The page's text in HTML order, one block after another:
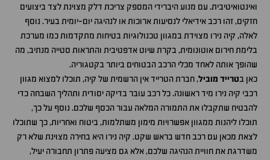
ואינטואיטיבית. עם מנוע היברידי המספק צריכת דלק מצוינת לצד ביצועים
חזקים, זהו רכב אידיאלי לנסיעות ארוכות או לנהיגה יום-יומית בעיר. נוסף
לאלה, קיה נירו מצוידת במגוון טכנולוגיות בטיחות מתקדמות כמו מערכת
בלימת חירום אוטונומית, בקרת שיוט אדפטיבית והתראות סטייה מנתיב, מה
שהופך אותה לאחד מכלי הרכב הבטוחים ביותר בקטגוריה.
כאן בטרייד מוביל, חברת הטרייד אין הרשמית של קיה, תוכלו למצוא מגוון
רכבי קיה נירו מיד ראשונה. כל רכב עובר בדיקה יסודית ותהליך השבחה כדי
להבטיח שתקבלו את התמורה המלאה עבור הכסף שלכם. נוסף על כך,
תוכלו ליהנות ממגוון אפשרויות מימון משתלמות, ביטוח ואחריות, כך שתוכלו
לצאת מכאן עם רכב חדש בראש שקט. קיה נירו היא בחירה מצוינת שלא רק
משדרגת את חוויית הנהיגה שלכם, אלא גם מציעה פתרון תחבורה יעיל,